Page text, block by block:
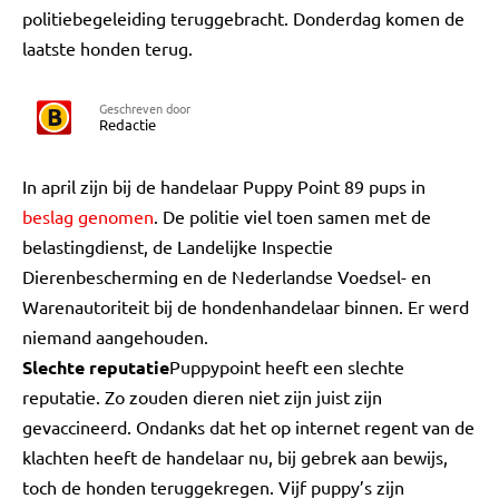
politiebegeleiding teruggebracht. Donderdag komen de
laatste honden terug.
Geschreven door
Redactie
In april zijn bij de handelaar Puppy Point 89 pups in
beslag genomen. De politie viel toen samen met de
belastingdienst, de Landelijke Inspectie
Dierenbescherming en de Nederlandse Voedsel- en
Warenautoriteit bij de hondenhandelaar binnen. Er werd
niemand aangehouden.
Slechte reputatiePuppypoint heeft een slechte
reputatie. Zo zouden dieren niet zijn juist zijn
gevaccineerd. Ondanks dat het op internet regent van de
klachten heeft de handelaar nu, bij gebrek aan bewijs,
toch de honden teruggekregen. Vijf puppy’s zijn